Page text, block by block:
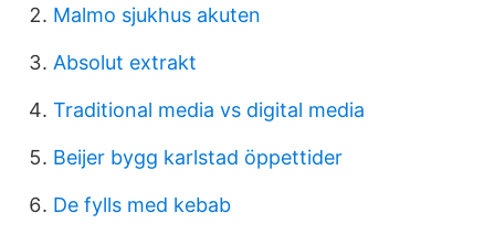
Malmo sjukhus akuten
Absolut extrakt
Traditional media vs digital media
Beijer bygg karlstad öppettider
De fylls med kebab